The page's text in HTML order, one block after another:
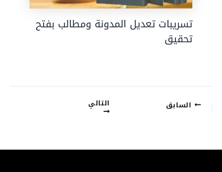
تسريبات تعديل المدونة ومطالب بفتح
تحقيق
السابق التالي